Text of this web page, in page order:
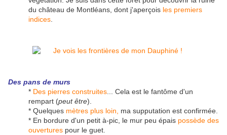
du château de Montléans, dont j'aperçois les premiers
indices
Des pans de murs
* Des pierres construites ... Cela est le fantôme d'un
rempart (peut être).
* Quelques mètres plus loin,
ma supputation est confirmée.
* En bordure d'un petit à-pic, le mur peu épais possède des
ouvertures pour le guet.